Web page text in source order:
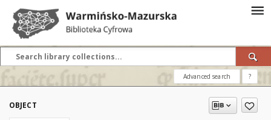
Advanced search ?
OBJECT